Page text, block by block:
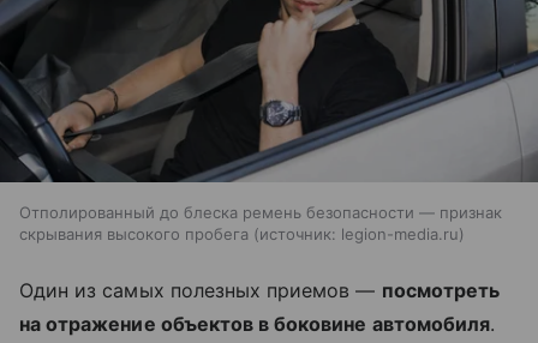
Отполированный до блеска ремень безопасности — признак
скрывания высокого пробега
источник: legion-media.ru
Один из самых полезных приемов — посмотреть
на отражение объектов в боковине автомобиля.